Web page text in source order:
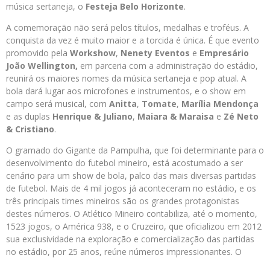
música sertaneja, o Festeja Belo Horizonte.
A comemoração não será pelos títulos, medalhas e troféus. A
conquista da vez é muito maior e a torcida é única. É que evento
promovido pela Workshow, Nenety Eventos e Empresário
João Wellington, em parceria com a administração do estádio,
reunirá os maiores nomes da música sertaneja e pop atual. A
bola dará lugar aos microfones e instrumentos, e o show em
campo será musical, com Anitta, Tomate, Marília Mendonça
e as duplas Henrique & Juliano, Maiara & Maraisa e Zé Neto
& Cristiano.
O gramado do Gigante da Pampulha, que foi determinante para o
desenvolvimento do futebol mineiro, está acostumado a ser
cenário para um show de bola, palco das mais diversas partidas
de futebol. Mais de 4 mil jogos já aconteceram no estádio, e os
três principais times mineiros são os grandes protagonistas
destes números. O Atlético Mineiro contabiliza, até o momento,
1523 jogos, o América 938, e o Cruzeiro, que oficializou em 2012
sua exclusividade na exploração e comercialização das partidas
no estádio, por 25 anos, reúne números impressionantes. O